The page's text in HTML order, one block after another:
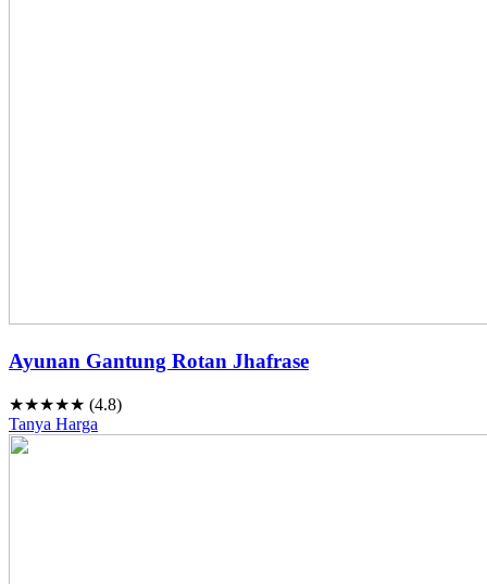
Ayunan Gantung Rotan Jhafrase
★★★★★ (4.8)
Tanya Harga